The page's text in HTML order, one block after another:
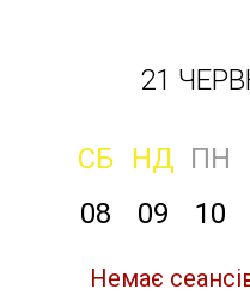
21
СБ НД ПН
08
09 10
Немає